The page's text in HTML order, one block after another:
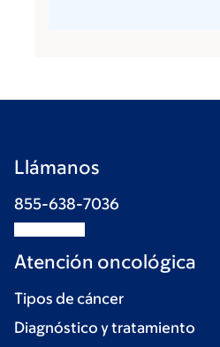
Llámanos
855-638-7036
Atención oncológica
Tipos de cáncer
Diagnóstico y tratamiento